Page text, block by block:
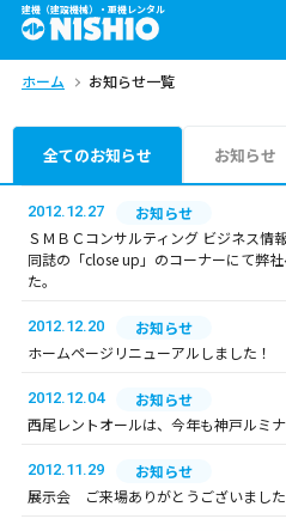
建機（建設機械）・重機レンタル
商品一覧
問合せ依頼リスト
エリア情報
中部 関西
九州・沖縄（外部）
ホーム お知らせ一覧
全てのお知らせ お知らせ
2012.12.27
お知らせ
ＳＭＢＣコンサルティング ビジネス
同誌の「close up」のコーナーにて弊
た。
2012.12.20
お知らせ
ホームページリニューアルしました！
2012.12.04
お知らせ
西尾レントオールは、今年も神戸ルミ
2012.11.29
お知らせ
展示会 ご来場ありがとうございました